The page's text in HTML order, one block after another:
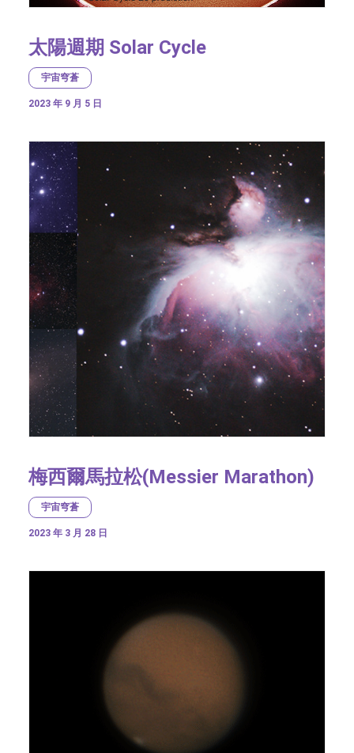
太陽週期 Solar Cycle
宇宙穹蒼
2023 年 9 月 5 日
梅西爾馬拉松(Messier Marathon)
宇宙穹蒼
2023 年 3 月 28 日